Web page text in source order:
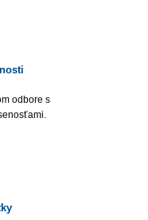
odbore s